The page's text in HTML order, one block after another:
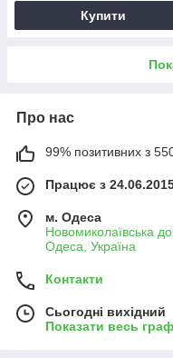
Купити
Про нас
99% позитивних з 550
Працює з
м. Одеса
Новомиколаївська
Одеса, Україна
Контакти
Сьогодні вихідний
Показати весь